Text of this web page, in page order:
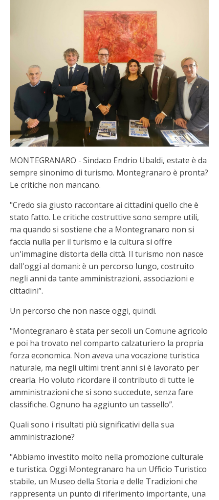
MONTEGRANARO - Sindaco Endrio Ubaldi, estate è da
sempre sinonimo di turismo. Montegranaro è pronta?
Le critiche non mancano.
"Credo sia giusto raccontare ai cittadini quello che è
stato fatto. Le critiche costruttive sono sempre utili,
ma quando si sostiene che a Montegranaro non si
faccia nulla per il turismo e la cultura si offre
un'immagine distorta della città. Il turismo non nasce
dall'oggi al domani: è un percorso lungo, costruito
negli anni da tante amministrazioni, associazioni e
cittadini”.
Un percorso che non nasce oggi, quindi.
"Montegranaro è stata per secoli un Comune agricolo
e poi ha trovato nel comparto calzaturiero la propria
forza economica. Non aveva una vocazione turistica
naturale, ma negli ultimi trent'anni si è lavorato per
crearla. Ho voluto ricordare il contributo di tutte le
amministrazioni che si sono succedute, senza fare
classifiche. Ognuno ha aggiunto un tassello”.
Quali sono i risultati più significativi della sua
amministrazione?
"Abbiamo investito molto nella promozione culturale
e turistica. Oggi Montegranaro ha un Ufficio Turistico
stabile, un Museo della Storia e delle Tradizioni che
rappresenta un punto di riferimento importante, una